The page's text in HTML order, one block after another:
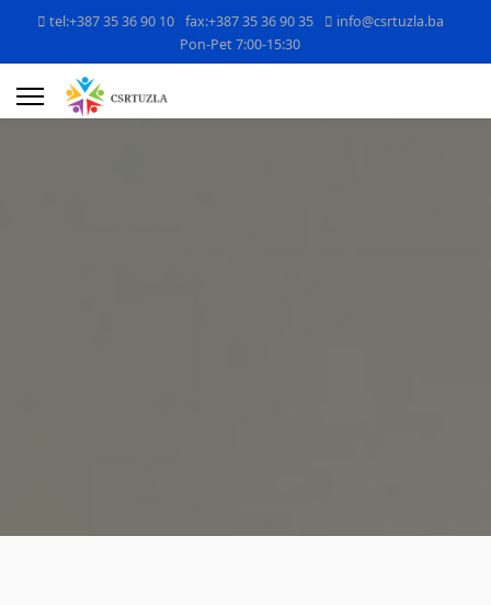
tel:+387 35 36 90 10 fax:+387 35 36 90 35
info@csrtuzla.ba
Pon-Pet 7:00-15:30